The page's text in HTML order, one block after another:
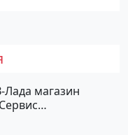
Лада магазин